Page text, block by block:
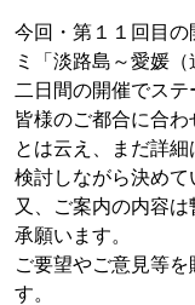
今回・第１１回目の
ミ「淡路島～愛媛（
二日間の開催でステ
皆様のご都合に合わ
とは云え、まだ詳
検討しながら決めて
又、ご案内の内容
承願います。
ご要望やご意見等
す。